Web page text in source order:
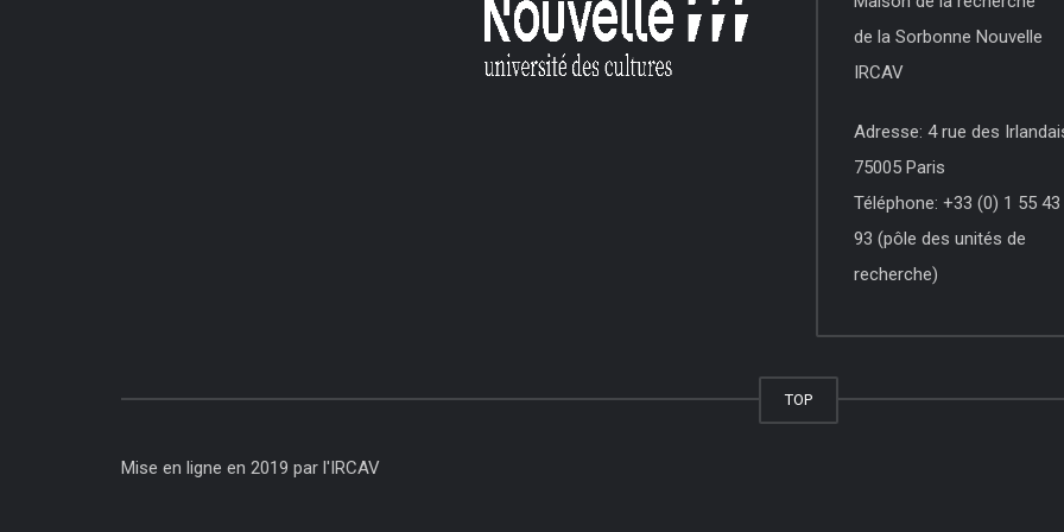
de la Sorbonne Nouvelle
IRCAV
Adresse: 4 rue des
75005 Paris
Téléphone: +33 (0) 1 55 43
93 (pôle des unités de
recherche)
TOP
Mise en ligne en 2019 par l'IRCAV